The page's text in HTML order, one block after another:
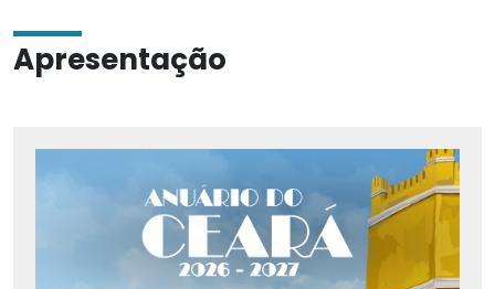
Apresentação